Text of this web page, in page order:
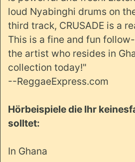
loud Nyabinghi drums on
third track, CRUSADE is a
This is a fine and fun
the artist who resides in
collection today!"
--ReggaeExpress.com
Hörbeispiele die Ihr
solltet:
In Ghana